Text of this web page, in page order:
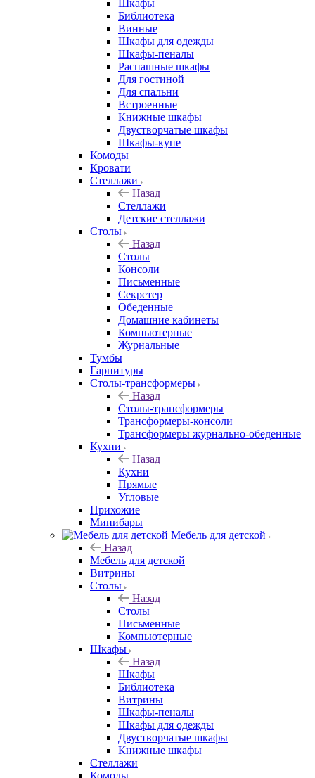
Шкафы
Библиотека
Винные
Шкафы для одежды
Шкафы-пеналы
Распашные шкафы
Для гостиной
Для спальни
Встроенные
Книжные шкафы
Двустворчатые шкафы
Шкафы-купе
Комоды
Кровати
Стеллажи
Назад
Стеллажи
Детские стеллажи
Столы
Назад
Столы
Консоли
Письменные
Секретер
Обеденные
Домашние кабинеты
Компьютерные
Журнальные
Тумбы
Гарнитуры
Столы-трансформеры
Назад
Столы-трансформеры
Трансформеры-консоли
Трансформеры журнально-обеденные
Кухни
Назад
Кухни
Прямые
Угловые
Прихожие
Минибары
Мебель для детской
Назад
Мебель для детской
Витрины
Столы
Назад
Столы
Письменные
Компьютерные
Шкафы
Назад
Шкафы
Библиотека
Витрины
Шкафы-пеналы
Шкафы для одежды
Двустворчатые шкафы
Книжные шкафы
Стеллажи
Комоды